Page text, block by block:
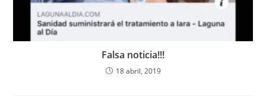
Falsa noticia!!!
18 abril, 2019